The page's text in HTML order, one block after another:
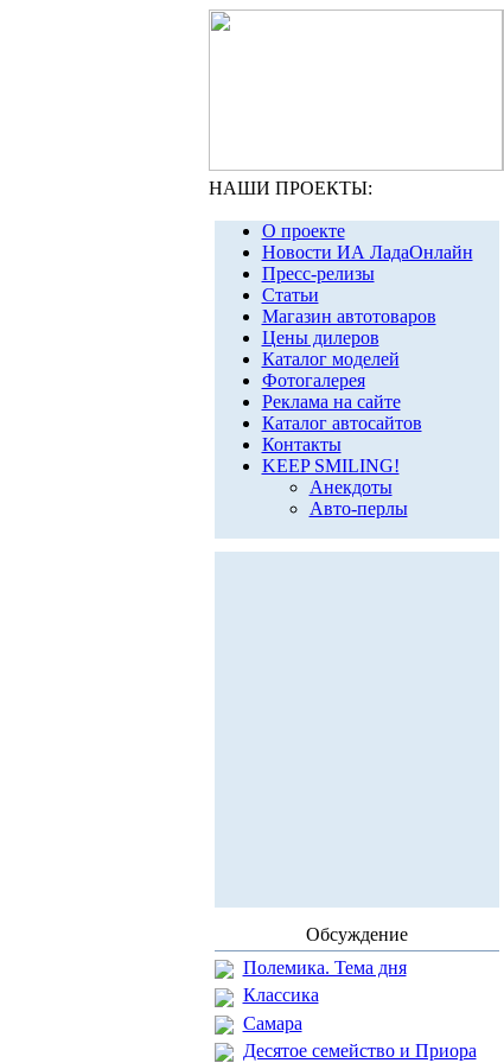
НАШИ ПРОЕКТЫ:
О проекте
Новости ИА ЛадаОнлайн
Пресс-релизы
Статьи
Магазин автотоваров
Цены дилеров
Каталог моделей
Фотогалерея
Реклама на сайте
Каталог автосайтов
Контакты
KEEP SMILING!
Анекдоты
Авто-перлы
Обсуждение
Полемика. Тема дня
Классика
Самара
Десятое семейство и Приора